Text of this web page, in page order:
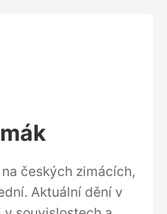
českých zimácích,
Aktuální dění v